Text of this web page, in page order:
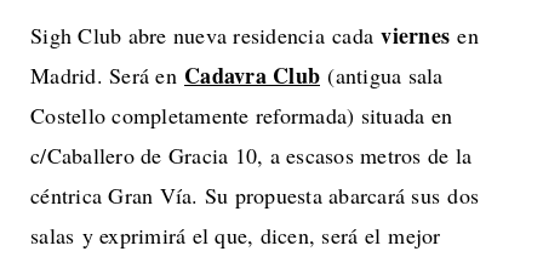
Sigh Club abre nueva residencia cadaviernesen
Madrid. Será en Cadavra Club (antigua sala
Costello completamente reformada) situada en
c/Caballero de Gracia 10, a escasos metros de la
céntrica Gran Vía. Su propuesta abarcará sus dos
salas y exprimirá el que, dicen, será el mejor